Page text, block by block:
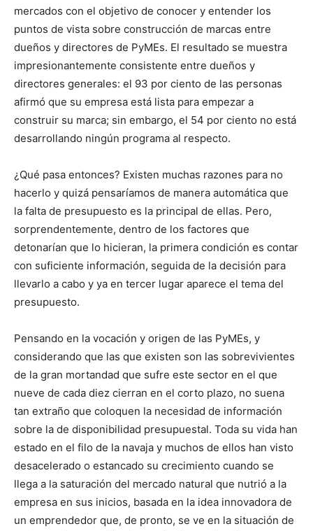
mercados con el objetivo de conocer y entender los
puntos de vista sobre construcción de marcas entre
dueños y directores de PyMEs. El resultado se muestra
impresionantemente consistente entre dueños y
directores generales: el 93 por ciento de las personas
afirmó que su empresa está lista para empezar a
construir su marca; sin embargo, el 54 por ciento no está
desarrollando ningún programa al respecto.
¿Qué pasa entonces? Existen muchas razones para no
hacerlo y quizá pensaríamos de manera automática que
la falta de presupuesto es la principal de ellas. Pero,
sorprendentemente, dentro de los factores que
detonarían que lo hicieran, la primera condición es contar
con suficiente información, seguida de la decisión para
llevarlo a cabo y ya en tercer lugar aparece el tema del
presupuesto.
Pensando en la vocación y origen de las PyMEs, y
considerando que las que existen son las sobrevivientes
de la gran mortandad que sufre este sector en el que
nueve de cada diez cierran en el corto plazo, no suena
tan extraño que coloquen la necesidad de información
sobre la de disponibilidad presupuestal. Toda su vida han
estado en el filo de la navaja y muchos de ellos han visto
desacelerado o estancado su crecimiento cuando se
llega a la saturación del mercado natural que nutrió a la
empresa en sus inicios, basada en la idea innovadora de
un emprendedor que, de pronto, se ve en la situación de